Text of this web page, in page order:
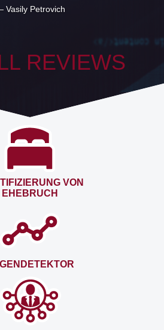
Vasily Petrovich
REVIEWS
VON
EHEBRUCH